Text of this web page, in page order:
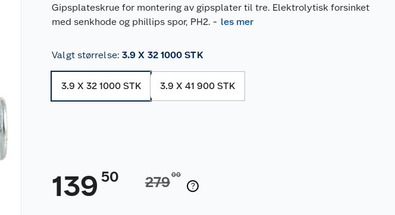
Gipsplateskrue for montering av gipsplater til tre. Elektrolytisk forsinket
med senkhode og phillips spor, PH2. - les mer
Valgt størrelse: 3.9 X 32 1000 STK
3.9 X 32 1000 STK 3.9 X 41 900 STK
139 50 27900